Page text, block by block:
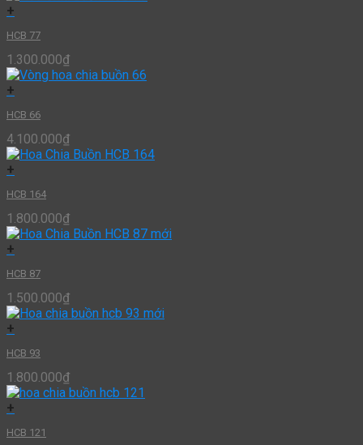
+
HCB 77
1.300.000₫
+
HCB 66
4.100.000₫
+
HCB 164
1.800.000₫
+
HCB 87
1.500.000₫
+
HCB 93
1.800.000₫
+
HCB 121